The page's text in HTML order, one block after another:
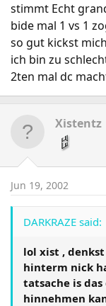
stimmt Echt
bide mal 1 vs 1
so gut kickst
ich bin zu
2ten mal dc
Xistentz
Jun 19, 2002
DARKRAZE said:
lol xist ,
hinterm nick
tatsache is
hinnehmen